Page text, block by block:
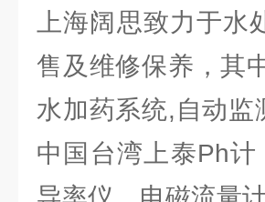
上海阔思致力于
售及维修保养，其
水加药系统,自动
中国台湾上泰Ph